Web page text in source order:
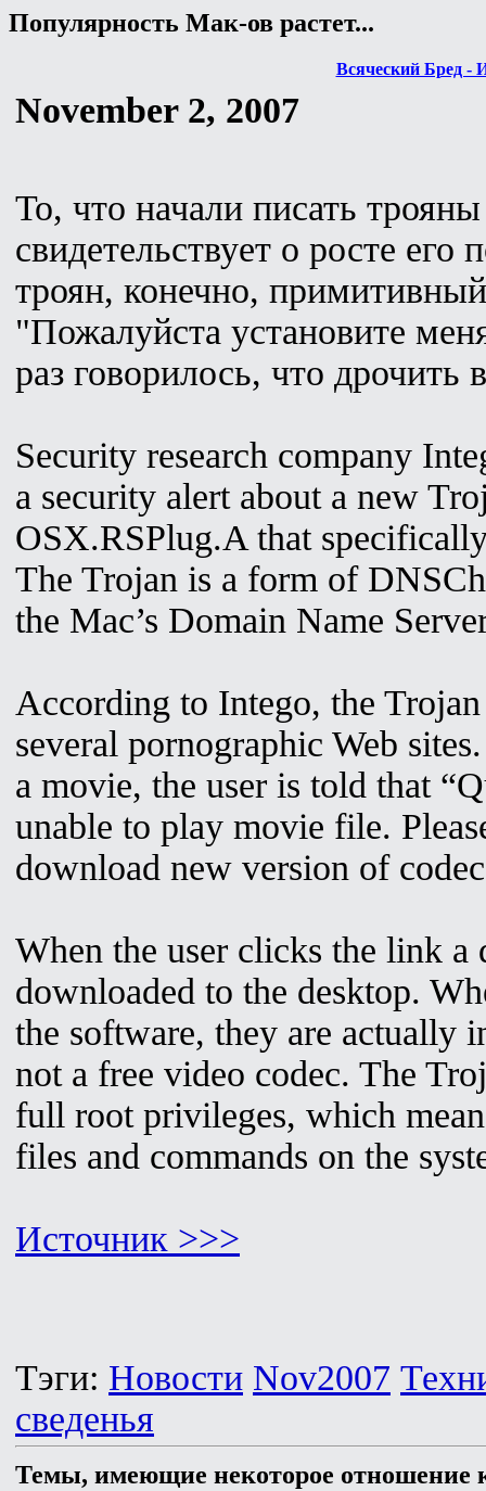
Популярность Мак-ов растет...
Всяческий Бред -
November 2, 2007
То, что начали писать
свидетельствует о росте его
троян, конечно,
"Пожалуйста установите
раз говорилось, что дрочить
Security research company
a security alert about a new
OSX.RSPlug.A that
The Trojan is a form of
the Mac’s Domain Name
According to Intego, the
several pornographic Web
a movie, the user is told that
unable to play movie file.
download new version of
When the user clicks the link a
downloaded to the desktop.
the software, they are actually
not a free video codec. The
full root privileges, which
files and commands on the
Источник >>>
Тэги: Новости Nov2007
сведенья
Темы, имеющие некоторое отношение